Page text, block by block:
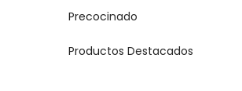
Precocinado
Productos Destacados